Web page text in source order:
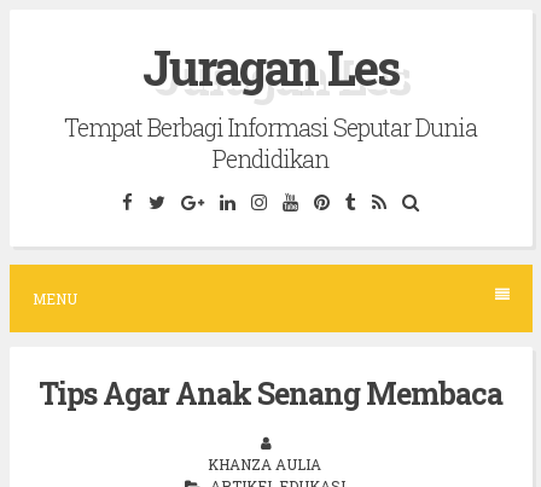
c
Juragan Les
Tempat Berbagi Informasi Seputar Dunia
Pendidikan
MENU
Tips Agar Anak Senang Membaca
KHANZA AULIA